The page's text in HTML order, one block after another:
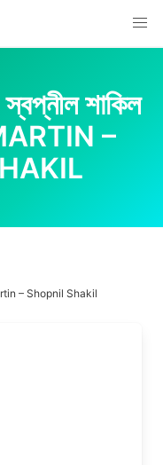
স্বপ্নীল শাকিল
–
Martin – Shopnil Shakil